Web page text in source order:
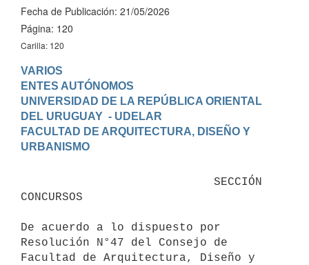
Fecha de Publicación: 21/05/2026
Página: 120
Carilla: 120
VARIOS
ENTES AUTÓNOMOS
UNIVERSIDAD DE LA REPÚBLICA ORIENTAL
DEL URUGUAY  - UDELAR
FACULTAD DE ARQUITECTURA, DISEÑO Y
CONCURSOS
De acuerdo a lo dispuesto por
Resolución N°47 del Consejo de
Facultad de Arquitectura, Diseño y